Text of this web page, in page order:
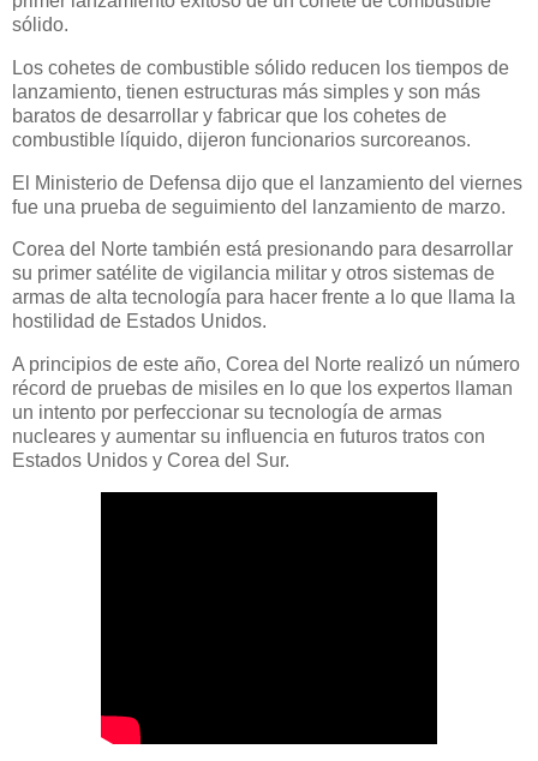
sólido.
Los cohetes de combustible sólido reducen los tiempos de
lanzamiento, tienen estructuras más simples y son más
baratos de desarrollar y fabricar que los cohetes de
combustible líquido, dijeron funcionarios surcoreanos.
El Ministerio de Defensa dijo que el lanzamiento del viernes
fue una prueba de seguimiento del lanzamiento de marzo.
Corea del Norte también está presionando para desarrollar
su primer satélite de vigilancia militar y otros sistemas de
armas de alta tecnología para hacer frente a lo que llama la
hostilidad de Estados Unidos.
A principios de este año, Corea del Norte realizó un número
récord de pruebas de misiles en lo que los expertos llaman
un intento por perfeccionar su tecnología de armas
nucleares y aumentar su influencia en futuros tratos con
Estados Unidos y Corea del Sur.